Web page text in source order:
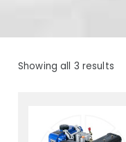
Showing all 3 results